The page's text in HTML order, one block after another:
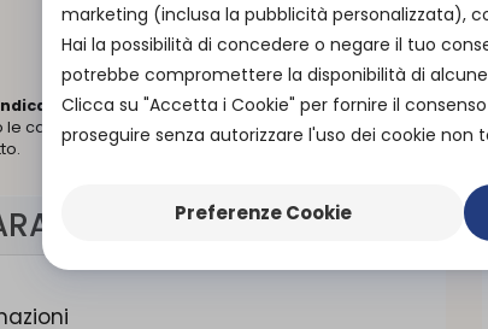
e potrebbe
caratteristiche del
marketing (inclusa la pubblicità personalizzata),
Hai la possibilità di concedere o negare il tuo
potrebbe compromettere la disponibilità di
Clicca su "Accetta i Cookie" per fornire il
proseguire senza autorizzare l'uso dei cookie non
Preferenze Cookie